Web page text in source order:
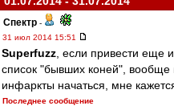
Спектр -
31 июл 2014 15:51
Superfuzz , если привести еще
список "бывших коней", вообще
инфаркты начаться, мне
Последнее сообщение